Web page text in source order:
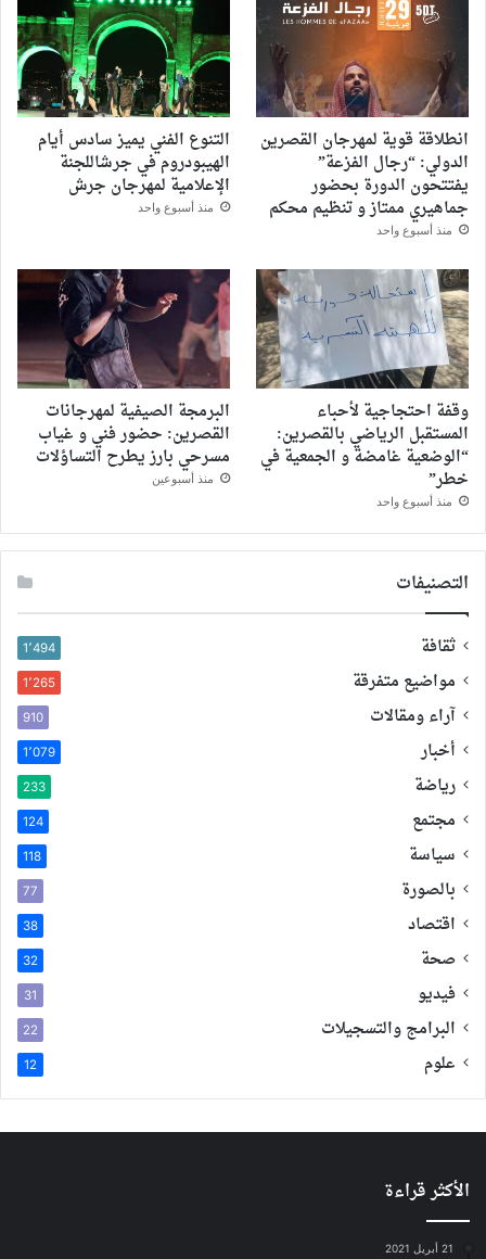
انطلاقة قوية لمهرجان القصرين
الدولي: “رجال الفزعة”
يفتتحون الدورة بحضور
جماهيري ممتاز و تنظيم محكم
منذ أسبوع واحد
التنوع الفني يميز سادس أيام
الهيبودروم في جرشاللجنة
الإعلامية لمهرجان جرش
منذ أسبوع واحد
وقفة احتجاجية لأحباء
المستقبل الرياضي بالقصرين:
“الوضعية غامضة و الجمعية في
خطر”
منذ أسبوع واحد
البرمجة الصيفية لمهرجانات
القصرين: حضور فني و غياب
مسرحي بارز يطرح التساؤلات
منذ أسبوعين
التصنيفات
ثقافة 1٬494
مواضيع متفرقة 1٬265
آراء ومقالات 910
أخبار 1٬079
رياضة 233
مجتمع 124
سياسة 118
بالصورة 77
اقتصاد 38
صحة 32
فيديو 31
البرامج والتسجيلات 22
علوم 12
الأكثر قراءة
21 أبريل 2021